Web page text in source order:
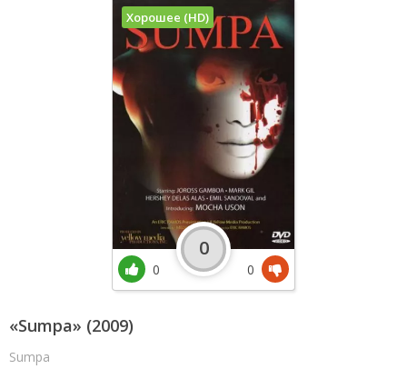
«Sumpa» (2009)
Sumpa
Хорошее (HD)
0
0
0